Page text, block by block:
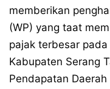
memberikan
(WP) yang taat
pajak terbesar
Kabupaten Serang
Pendapatan